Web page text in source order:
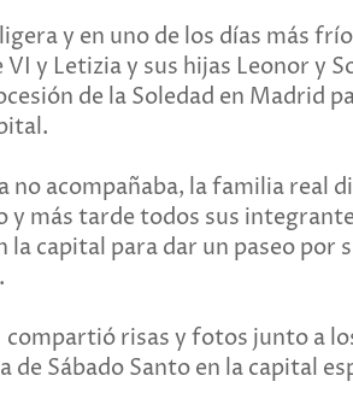
y en uno de los días más
VI y Letizia y sus hijas Leonor y
de la Soledad en Madrid
no acompañaba, la familia real
y más tarde todos sus
la capital para dar un paseo por
compartió risas y fotos junto a
de Sábado Santo en la capital